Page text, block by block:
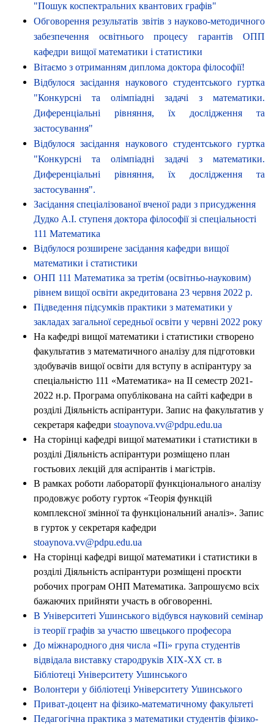
"Пошук коспектральних квантових графів"
Обговорення результатів звітів з науково-методичного
забезпечення освітнього процесу гарантів ОПП
кафедри вищої математики і статистики
Вітаємо з отриманням диплома доктора філософії!
Відбулося засідання наукового студентського гуртка
"Конкурсні та олімпіадні задачі з математики.
Диференціальні рівняння, їх дослідження та
застосування"
Відбулося засідання наукового студентського гуртка
"Конкурсні та олімпіадні задачі з математики.
Диференціальні рівняння, їх дослідження та
застосування".
Засідання спеціалізованої вченої ради з присудження
Дудко А.І. ступеня доктора філософії зі спеціальності
111 Математика
Відбулося розширене засідання кафедри вищої
математики і статистики
ОНП 111 Математика за третім (освітньо-науковим)
рівнем вищої освіти акредитована 23 червня 2022 р.
Підведення підсумків практики з математики у
закладах загальної середньої освіти у червні 2022 року
На кафедрі вищої математики і статистики створено
факультатив з математичного аналізу для підготовки
здобувачів вищої освіти для вступу в аспірантуру за
спеціальністю 111 «Математика» на II семестр 2021-
2022 н.р. Програма опублікована на сайті кафедри в
розділі Діяльність аспірантури. Запис на факультатив у
секретаря кафедри stoaynova.vv@pdpu.edu.ua
На сторінці кафедрі вищої математики і статистики в
розділі Діяльність аспірантури розміщено план
гостьових лекцій для аспірантів і магістрів.
В рамках роботи лабораторії функціонального аналізу
продовжує роботу гурток «Теорія функцій
комплексної змінної та функціональний аналіз». Запис
в гурток у секретаря кафедри
stoaynova.vv@pdpu.edu.ua
На сторінці кафедрі вищої математики і статистики в
розділі Діяльність аспірантури розміщені проєкти
робочих програм ОНП Математика. Запрошуємо всіх
бажаючих прийняти участь в обговоренні.
В Університеті Ушинського відбувся науковий семінар
із теорії графів за участю швецького професора
До міжнародного дня числа «Пі» група студентів
відвідала виставку стародруків ХІХ-ХХ ст. в
Бібліотеці Університету Ушинського
Волонтери у бібліотеці Університету Ушинського
Приват-доцент на фізико-математичному факультеті
Педагогічна практика з математики студентів фізико-